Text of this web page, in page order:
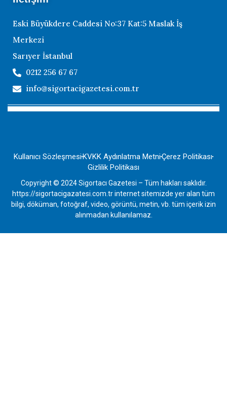
Eski Büyükdere Caddesi No:37 Kat:5 Maslak İş
Merkezi
Sarıyer İstanbul
0212 256 67 67
info@sigortacigazetesi.com.tr
Kullanıcı SözleşmesiKVKK Aydınlatma MetniÇerez Politikası
Gizlilik Politikası
Copyright © 2024 Sigortacı Gazetesi – Tüm hakları saklıdır.
https://sigortacigazatesi.com.tr internet sitemizde yer alan tüm
bilgi, döküman, fotoğraf, video, görüntü, metin, vb. tüm içerik izin
alınmadan kullanılamaz.